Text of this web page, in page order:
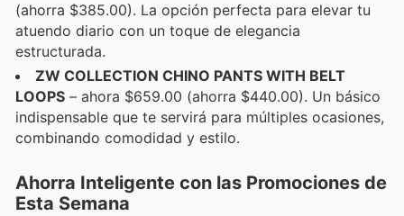
(ahorra $385.00). La opción perfecta para elevar tu
atuendo diario con un toque de elegancia
estructurada.
ZW COLLECTION CHINO PANTS WITH BELT
LOOPS – ahora $659.00 (ahorra $440.00). Un básico
indispensable que te servirá para múltiples ocasiones,
combinando comodidad y estilo.
Ahorra Inteligente con las Promociones de
Esta Semana